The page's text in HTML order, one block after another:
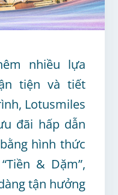
nhiều lựa
tiện và tiết
Lotusmiles
đãi hấp dẫn
hình thức
& Dặm”,
tận hưởng